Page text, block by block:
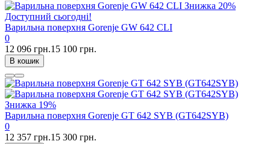
Знижка 20%
Доступний сьогодні!
Варильна поверхня Gorenje GW 642 CLI
0
12 096 грн.15 100 грн.
В кошик
Знижка 19%
Варильна поверхня Gorenje GT 642 SYB (GT642SYB)
0
12 357 грн.15 300 грн.